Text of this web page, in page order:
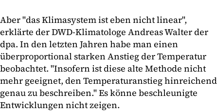
Aber "das Klimasystem ist eben nicht linear",
erklärte der DWD-Klimatologe Andreas Walter der
dpa. In den letzten Jahren habe man einen
überproportional starken Anstieg der Temperatur
beobachtet. "Insofern ist diese alte Methode nicht
mehr geeignet, den Temperaturanstieg hinreichend
genau zu beschreiben." Es könne beschleunigte
Entwicklungen nicht zeigen.